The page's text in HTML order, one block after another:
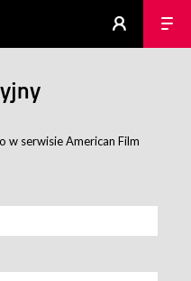
w serwisie American Film